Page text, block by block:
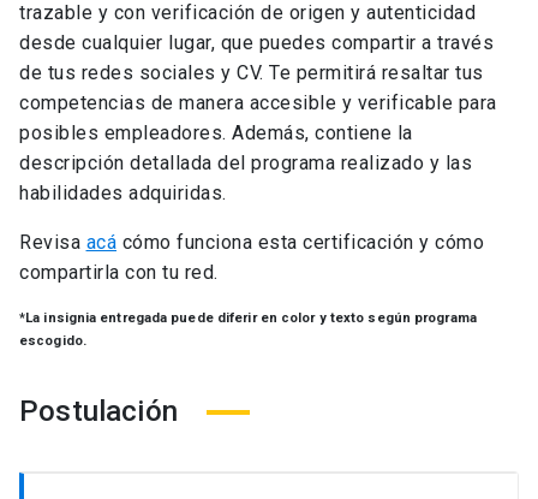
trazable y con verificación de origen y autenticidad
desde cualquier lugar, que puedes compartir a través
de tus redes sociales y CV. Te permitirá resaltar tus
competencias de manera accesible y verificable para
posibles empleadores. Además, contiene la
descripción detallada del programa realizado y las
habilidades adquiridas.
Revisa acá cómo funciona esta certificación y cómo
compartirla con tu red.
*La insignia entregada puede diferir en color y texto según programa
escogido.
Postulación